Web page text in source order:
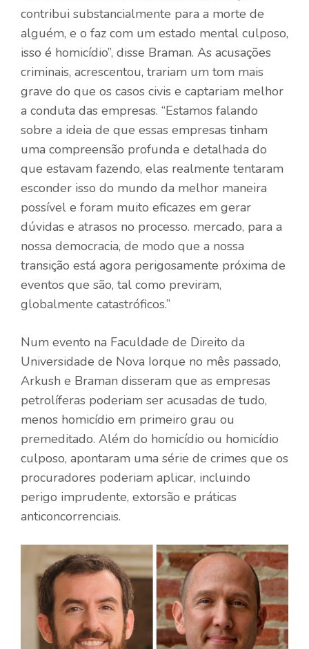
contribui substancialmente para a morte de
alguém, e o faz com um estado mental culposo,
isso é homicídio”, disse Braman. As acusações
criminais, acrescentou, trariam um tom mais
grave do que os casos civis e captariam melhor
a conduta das empresas. “Estamos falando
sobre a ideia de que essas empresas tinham
uma compreensão profunda e detalhada do
que estavam fazendo, elas realmente tentaram
esconder isso do mundo da melhor maneira
possível e foram muito eficazes em gerar
dúvidas e atrasos no processo. mercado, para a
nossa democracia, de modo que a nossa
transição está agora perigosamente próxima de
eventos que são, tal como previram,
globalmente catastróficos.”
Num evento na Faculdade de Direito da
Universidade de Nova Iorque no mês passado,
Arkush e Braman disseram que as empresas
petrolíferas poderiam ser acusadas de tudo,
menos homicídio em primeiro grau ou
premeditado. Além do homicídio ou homicídio
culposo, apontaram uma série de crimes que os
procuradores poderiam aplicar, incluindo
perigo imprudente, extorsão e práticas
anticoncorrenciais.